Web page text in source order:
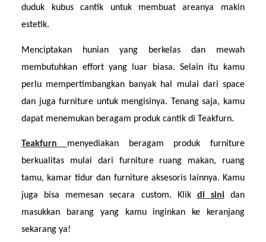
duduk kubus cantik untuk membuat areanya makin
estetik.
Menciptakan hunian yang berkelas dan mewah
membutuhkan effort yang luar biasa. Selain itu kamu
perlu mempertimbangkan banyak hal mulai dari space
dan juga furniture untuk mengisinya. Tenang saja, kamu
dapat menemukan beragam produk cantik di Teakfurn.
Teakfurn menyediakan beragam produk furniture
berkualitas mulai dari furniture ruang makan, ruang
tamu, kamar tidur dan furniture aksesoris lainnya. Kamu
juga bisa memesan secara custom. Klik di sini
dan
masukkan barang yang kamu inginkan ke keranjang
sekarang ya!